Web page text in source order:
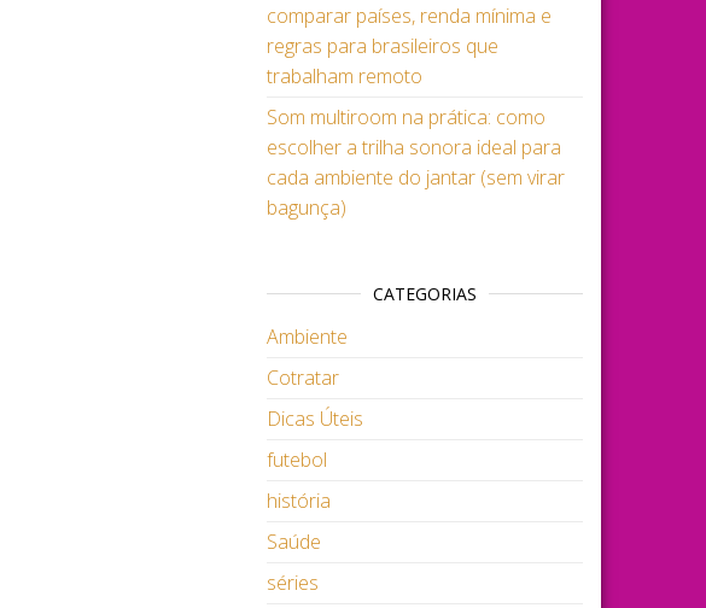
comparar países, renda mínima e
regras para brasileiros que
trabalham remoto
Som multiroom na prática: como
escolher a trilha sonora ideal para
cada ambiente do jantar (sem virar
bagunça)
CATEGORIAS
Ambiente
Cotratar
Dicas Úteis
futebol
história
Saúde
séries